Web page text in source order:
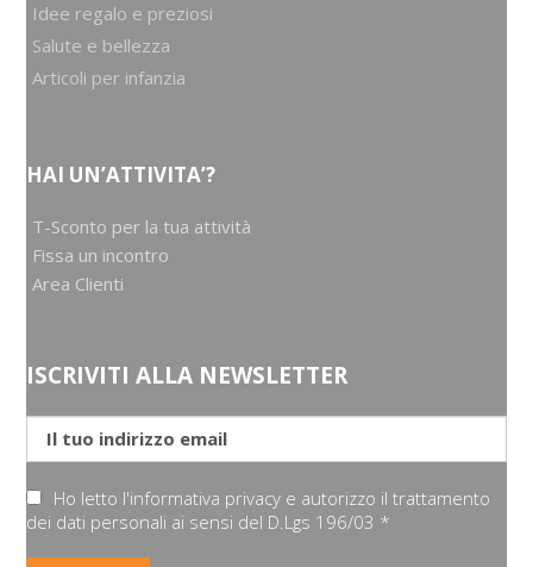
Idee regalo e preziosi
Salute e bellezza
Articoli per infanzia
HAI UN’ATTIVITA’?
T-Sconto per la tua attività
Fissa un incontro
Area Clienti
ISCRIVITI ALLA NEWSLETTER
Ho letto l'informativa privacy e autorizzo il trattamento
dei dati personali ai sensi del D.Lgs 196/03 *